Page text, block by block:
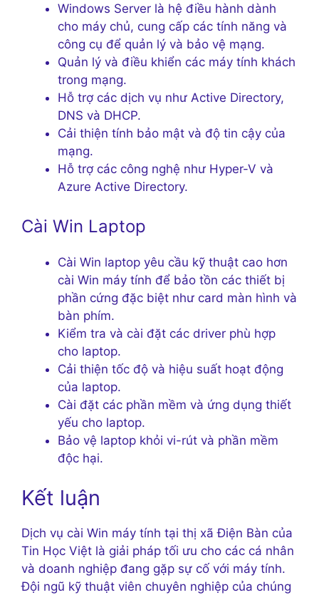
Windows Server là hệ điều hành dành
cho máy chủ, cung cấp các tính năng và
công cụ để quản lý và bảo vệ mạng.
Quản lý và điều khiển các máy tính khách
trong mạng.
Hỗ trợ các dịch vụ như Active Directory,
DNS và DHCP.
Cải thiện tính bảo mật và độ tin cậy của
mạng.
Hỗ trợ các công nghệ như Hyper-V và
Azure Active Directory.
Cài Win Laptop
Cài Win laptop yêu cầu kỹ thuật cao hơn
cài Win máy tính để bảo tồn các thiết bị
phần cứng đặc biệt như card màn hình và
bàn phím.
Kiểm tra và cài đặt các driver phù hợp
cho laptop.
Cải thiện tốc độ và hiệu suất hoạt động
của laptop.
Cài đặt các phần mềm và ứng dụng thiết
yếu cho laptop.
Bảo vệ laptop khỏi vi-rút và phần mềm
độc hại.
Kết luận
Dịch vụ cài Win máy tính tại thị xã Điện Bàn của
Tin Học Việt là giải pháp tối ưu cho các cá nhân
và doanh nghiệp đang gặp sự cố với máy tính.
Đội ngũ kỹ thuật viên chuyên nghiệp của chúng